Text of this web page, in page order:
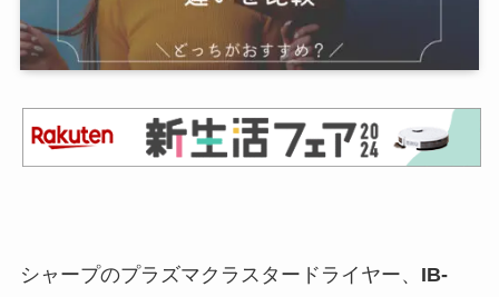
シャープのプラズマクラスタードライヤー、 IB-